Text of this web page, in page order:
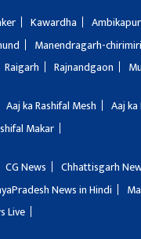
Kawardha Ambikapur
Manendragarh-
Raigarh Rajnandgaon
Aaj ka Rashifal Mesh Aaj
Makar
CG News Chhattisgarh
News in Hindi
Live